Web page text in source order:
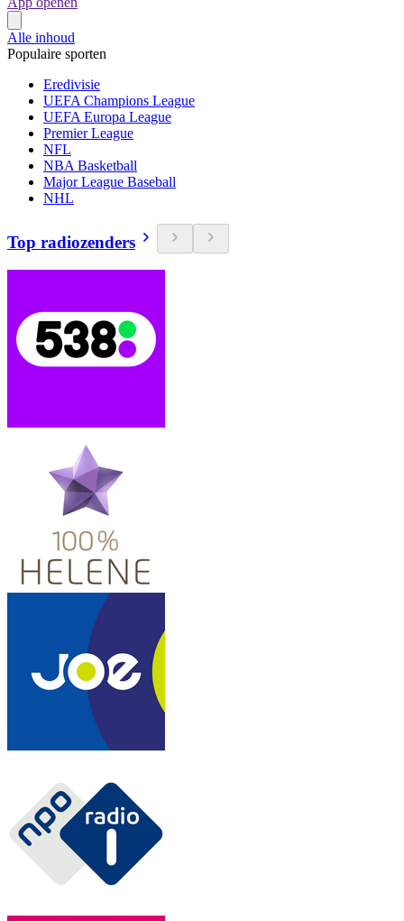
Alle inhoud
Populaire sporten
Eredivisie
UEFA Champions League
UEFA Europa League
Premier League
NFL
NBA Basketball
Major League Baseball
NHL
Top radiozenders